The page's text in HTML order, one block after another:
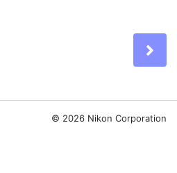
© 2026 Nikon Corporation